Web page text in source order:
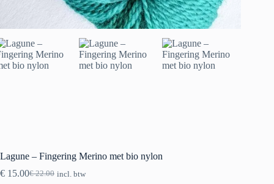
Lagune – Fingering Merino met bio nylon
€22.00
Oorspronkelijke
€ 15.00Huidigeincl. btw